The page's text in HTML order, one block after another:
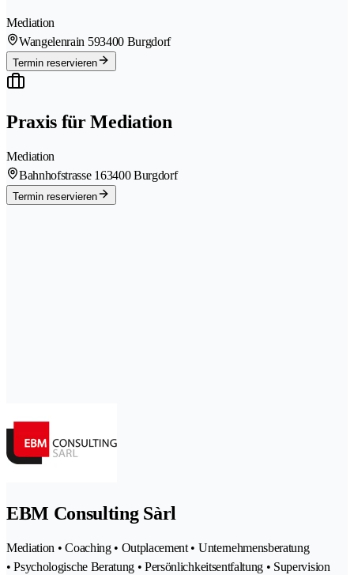
Mediation
Wangelenrain 593400 Burgdorf
Termin reservieren
Praxis für Mediation
Mediation
Bahnhofstrasse 163400 Burgdorf
Termin reservieren
EBM Consulting Sàrl
Mediation • Coaching • Outplacement • Unternehmensberatung
• Psychologische Beratung • Persönlichkeitsentfaltung • Supervision